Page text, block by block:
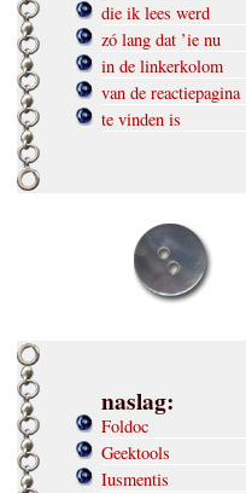
die ik lees werd
zó lang dat ’ie nu
in de linkerkolom
van de reactiepagina
te vinden is
naslag:
Foldoc
Geektools
Iusmentis